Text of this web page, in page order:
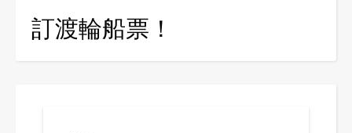
訂渡輪船票！